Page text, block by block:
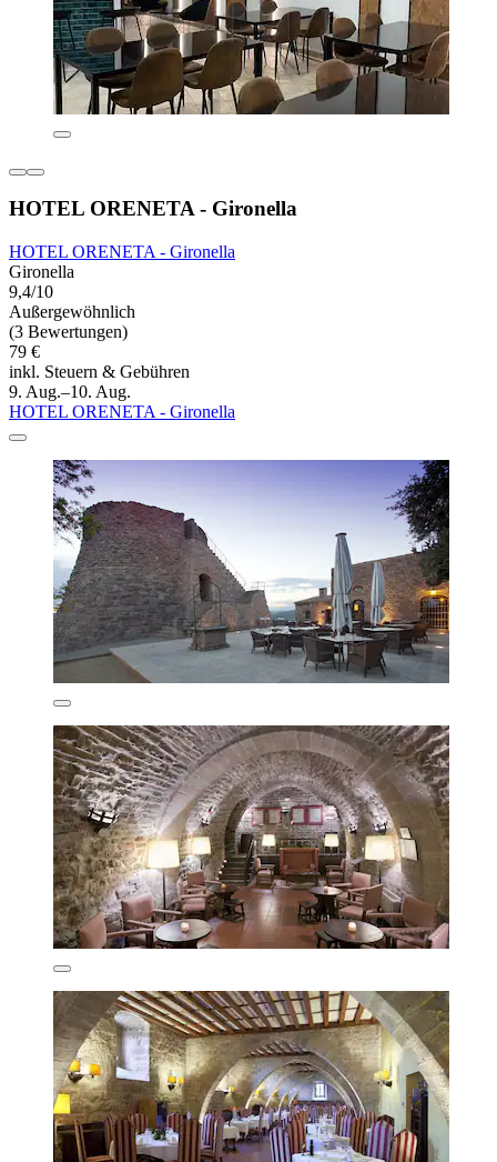
HOTEL ORENETA - Gironella
HOTEL ORENETA - Gironella
Gironella
9,4/10
Außergewöhnlich
(3 Bewertungen)
79 €
inkl. Steuern & Gebühren
9. Aug.–10. Aug.
HOTEL ORENETA - Gironella